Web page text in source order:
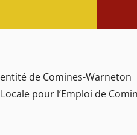
de Comines-Warneton
pour l’Emploi de